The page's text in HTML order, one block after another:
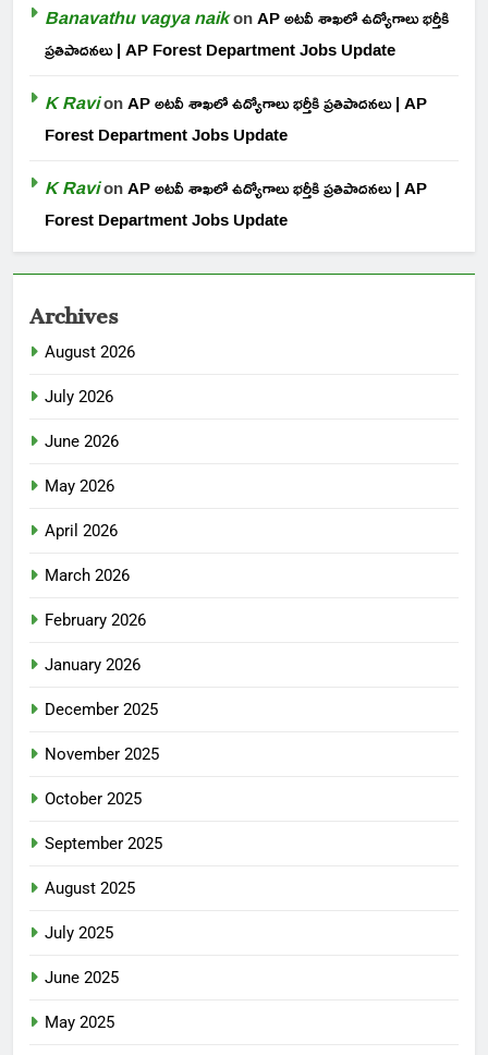
Banavathu vagya naikonAP అటవీ శాఖలో ఉద్యోగాలు భర్తీకి
ప్రతిపాదనలు | AP Forest Department Jobs Update
K RavionAP అటవీ శాఖలో ఉద్యోగాలు భర్తీకి ప్రతిపాదనలు | AP
Forest Department Jobs Update
K RavionAP అటవీ శాఖలో ఉద్యోగాలు భర్తీకి ప్రతిపాదనలు | AP
Forest Department Jobs Update
Archives
August 2026
July 2026
June 2026
May 2026
April 2026
March 2026
February 2026
January 2026
December 2025
November 2025
October 2025
September 2025
August 2025
July 2025
June 2025
May 2025